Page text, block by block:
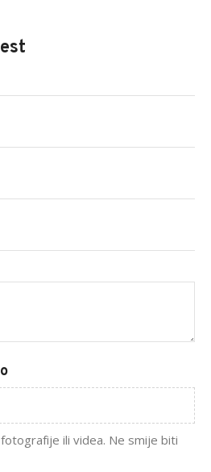
ili videa. Ne smije biti